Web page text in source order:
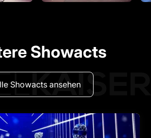
Showacts
Showacts ansehen